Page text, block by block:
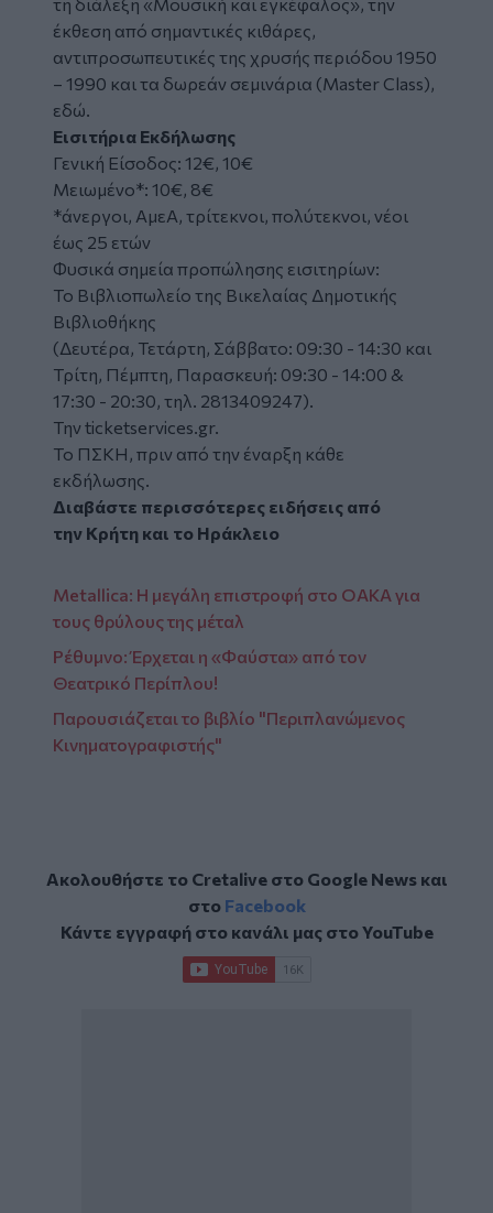
έκθεση από σημαντικές κιθάρες,
αντιπροσωπευτικές της χρυσής περιόδου 1950
– 1990 και τα δωρεάν σεμινάρια (Master Class),
εδώ.
Εισιτήρια Εκδήλωσης
Γενική Είσοδος: 12€, 10€
Μειωμένο*: 10€, 8€
*άνεργοι, ΑμεΑ, τρίτεκνοι, πολύτεκνοι, νέοι
έως 25 ετών
Φυσικά σημεία προπώλησης εισιτηρίων:
Το Βιβλιοπωλείο της Βικελαίας Δημοτικής
Βιβλιοθήκης
(Δευτέρα, Τετάρτη, Σάββατο: 09:30 - 14:30 και
Τρίτη, Πέμπτη, Παρασκευή: 09:30 - 14:00 &
17:30 - 20:30, τηλ. 2813409247).
Την ticketservices.gr.
Το ΠΣΚΗ, πριν από την έναρξη κάθε
εκδήλωσης.
Διαβάστε περισσότερες ειδήσεις από
την Κρήτη και το Ηράκλειο
Metallica: Η μεγάλη επιστροφή στο ΟΑΚΑ για
τους θρύλους της μέταλ
Ρέθυμνο: Έρχεται η «Φαύστα» από τον
Θεατρικό Περίπλου!
Παρουσιάζεται το βιβλίο "Περιπλανώμενος
Κινηματογραφιστής"
Ακολουθήστε το Cretalive στο Google Newsκαι
στο Facebook
Κάντε εγγραφή στο κανάλι μας στοYouTube